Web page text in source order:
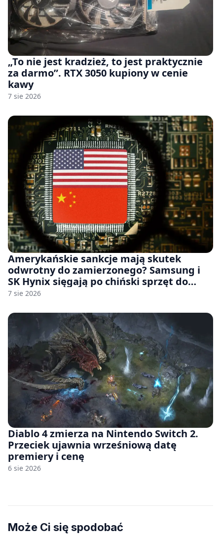
„To nie jest kradzież, to jest praktycznie
za darmo”. RTX 3050 kupiony w cenie
kawy
7 sie 2026
Amerykańskie sankcje mają skutek
odwrotny do zamierzonego? Samsung i
SK Hynix sięgają po chiński sprzęt do
fabryk chipów
7 sie 2026
Diablo 4 zmierza na Nintendo Switch 2.
Przeciek ujawnia wrześniową datę
premiery i cenę
6 sie 2026
Może Ci się spodobać